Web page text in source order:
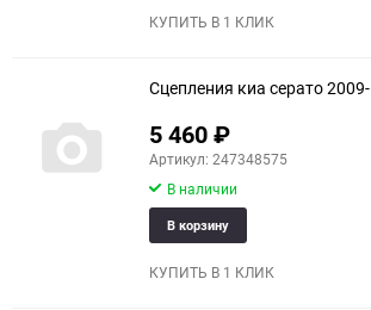
КУПИТЬ В 1 КЛИК
Сцепления киа серато 2009-
5 460₽
Артикул: 247348575
В наличии
В корзину
КУПИТЬ В 1 КЛИК